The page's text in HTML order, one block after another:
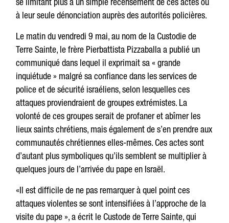
à leur seule dénonciation auprès des autorités policières.
Le matin du vendredi 9 mai, au nom de la Custodie de
Terre Sainte, le frère Pierbattista Pizzaballa a publié un
communiqué dans lequel il exprimait sa « grande
inquiétude » malgré sa confiance dans les services de
police et de sécurité israéliens, selon lesquelles ces
attaques proviendraient de groupes extrémistes. La
volonté de ces groupes serait de profaner et abîmer les
lieux saints chrétiens, mais également de s’en prendre aux
communautés chrétiennes elles-mêmes. Ces actes sont
d’autant plus symboliques qu’ils semblent se multiplier à
quelques jours de l’arrivée du pape en Israël.
«Il est difficile de ne pas remarquer à quel point ces
attaques violentes se sont intensifiées à l’approche de la
visite du pape », a écrit le Custode de Terre Sainte, qui